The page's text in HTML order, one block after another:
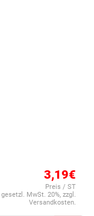
3,19€
Preis / ST
MwSt. 20%, zzgl.
Versandkosten.